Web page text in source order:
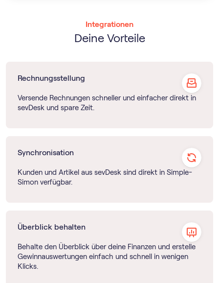
Integrationen
Deine Vorteile
Rechnungsstellung
Versende Rechnungen schneller und einfacher direkt in
sevDesk und spare Zeit.
Synchronisation
Kunden und Artikel aus sevDesk sind direkt in Simple-
Simon verfügbar.
Überblick behalten
Behalte den Überblick über deine Finanzen und erstelle
Gewinnauswertungen einfach und schnell in wenigen
Klicks.